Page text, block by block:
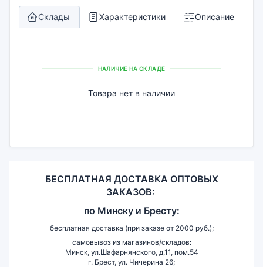
Склады Характеристики Описание
НАЛИЧИЕ НА СКЛАДЕ
Товара нет в наличии
БЕСПЛАТНАЯ ДОСТАВКА ОПТОВЫХ
ЗАКАЗОВ:
по Минску и Бресту:
бесплатная доставка (при заказе от 2000 руб.);
самовывоз из магазинов/складов:
Минск, ул.Шафарнянского, д.11, пом.54
г. Брест, ул. Чичерина 26;